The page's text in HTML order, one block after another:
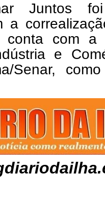
Juntos
a
com a
e
Senar,